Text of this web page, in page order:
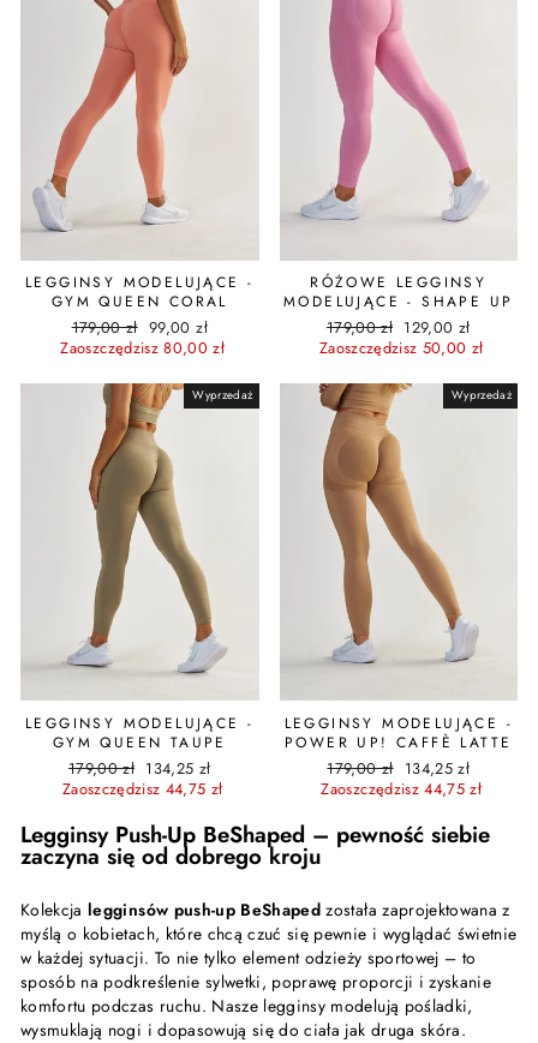
LEGGINSY MODELUJĄCE -
GYM QUEEN CORAL
Cena
regularna
179,00 zł Cena
promocyjna
99,00 zł
Zaoszczędzisz 80,00 zł
RÓŻOWE LEGGINSY
MODELUJĄCE - SHAPE UP
Cena
regularna
179,00 zł Cena
promocyjna
129,00 zł
Zaoszczędzisz 50,00 zł
Wyprzedaż
LEGGINSY MODELUJĄCE -
GYM QUEEN TAUPE
Cena
regularna
179,00 zł Cena
promocyjna
134,25 zł
Zaoszczędzisz 44,75 zł
Wyprzedaż
LEGGINSY MODELUJĄCE -
POWER UP! CAFFÈ LATTE
Cena
regularna
179,00 zł Cena
promocyjna
134,25 zł
Zaoszczędzisz 44,75 zł
Legginsy Push-Up BeShaped – pewność siebie
zaczyna się od dobrego kroju
Kolekcjalegginsów push-up BeShaped została zaprojektowana z
myślą o kobietach, które chcą czuć się pewnie i wyglądać świetnie
w każdej sytuacji. To nie tylko element odzieży sportowej – to
sposób na podkreślenie sylwetki, poprawę proporcji i zyskanie
komfortu podczas ruchu. Nasze legginsy modelują pośladki,
wysmuklają nogi i dopasowują się do ciała jak druga skóra.